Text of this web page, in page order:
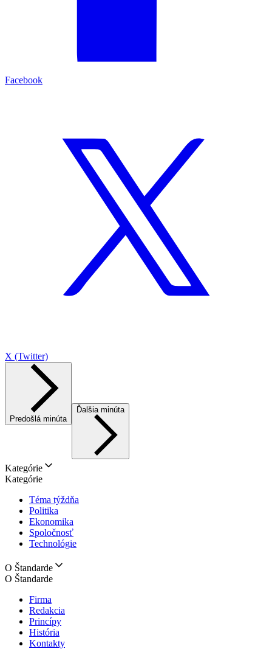
Facebook
X (Twitter)
Predošlá minúta
Ďalšia minúta
Kategórie
Kategórie
Téma týždňa
Politika
Ekonomika
Spoločnosť
Technológie
O Štandarde
O Štandarde
Firma
Redakcia
Princípy
História
Kontakty